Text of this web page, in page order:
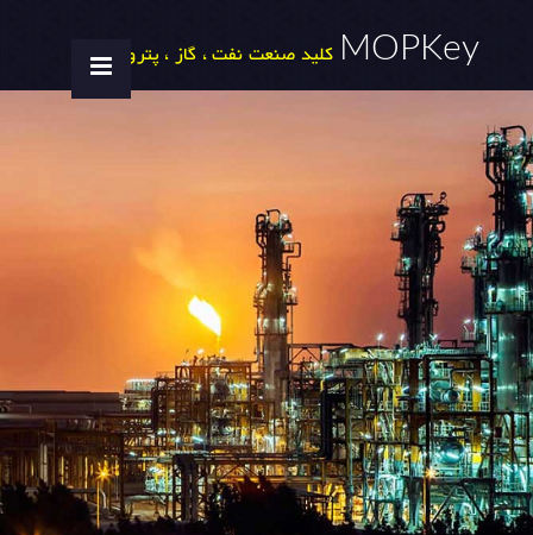
MOPKey کلید صنعت نفت ، گاز ، پتروشیمی